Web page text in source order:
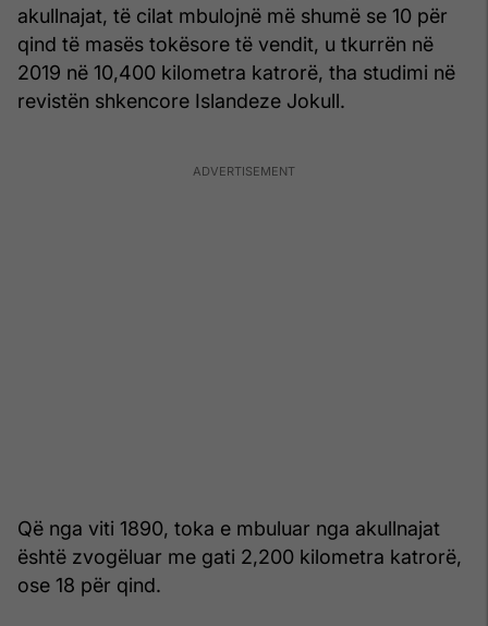
akullnajat, të cilat mbulojnë më shumë se 10 për
qind të masës tokësore të vendit, u tkurrën në
2019 në 10,400 kilometra katrorë, tha studimi në
revistën shkencore Islandeze Jokull.
Që nga viti 1890, toka e mbuluar nga akullnajat
është zvogëluar me gati 2,200 kilometra katrorë,
ose 18 për qind.